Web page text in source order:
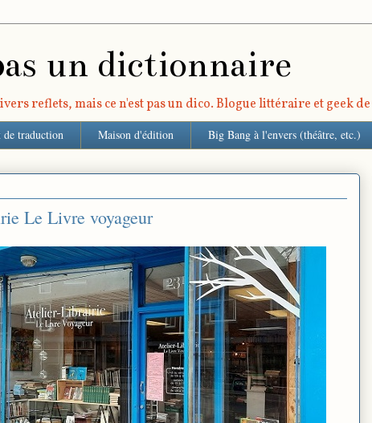
un dictionnaire
reflets, mais ce n'est pas un dico. Blogue littéraire et geek
de traduction Maison d'édition Big Bang à l'envers (théâtre, etc.)
Le Livre voyageur